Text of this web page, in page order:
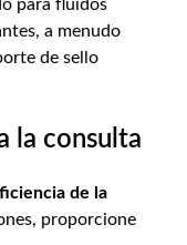
para fluidos
a menudo
de sello
la consulta
de la
proporcione